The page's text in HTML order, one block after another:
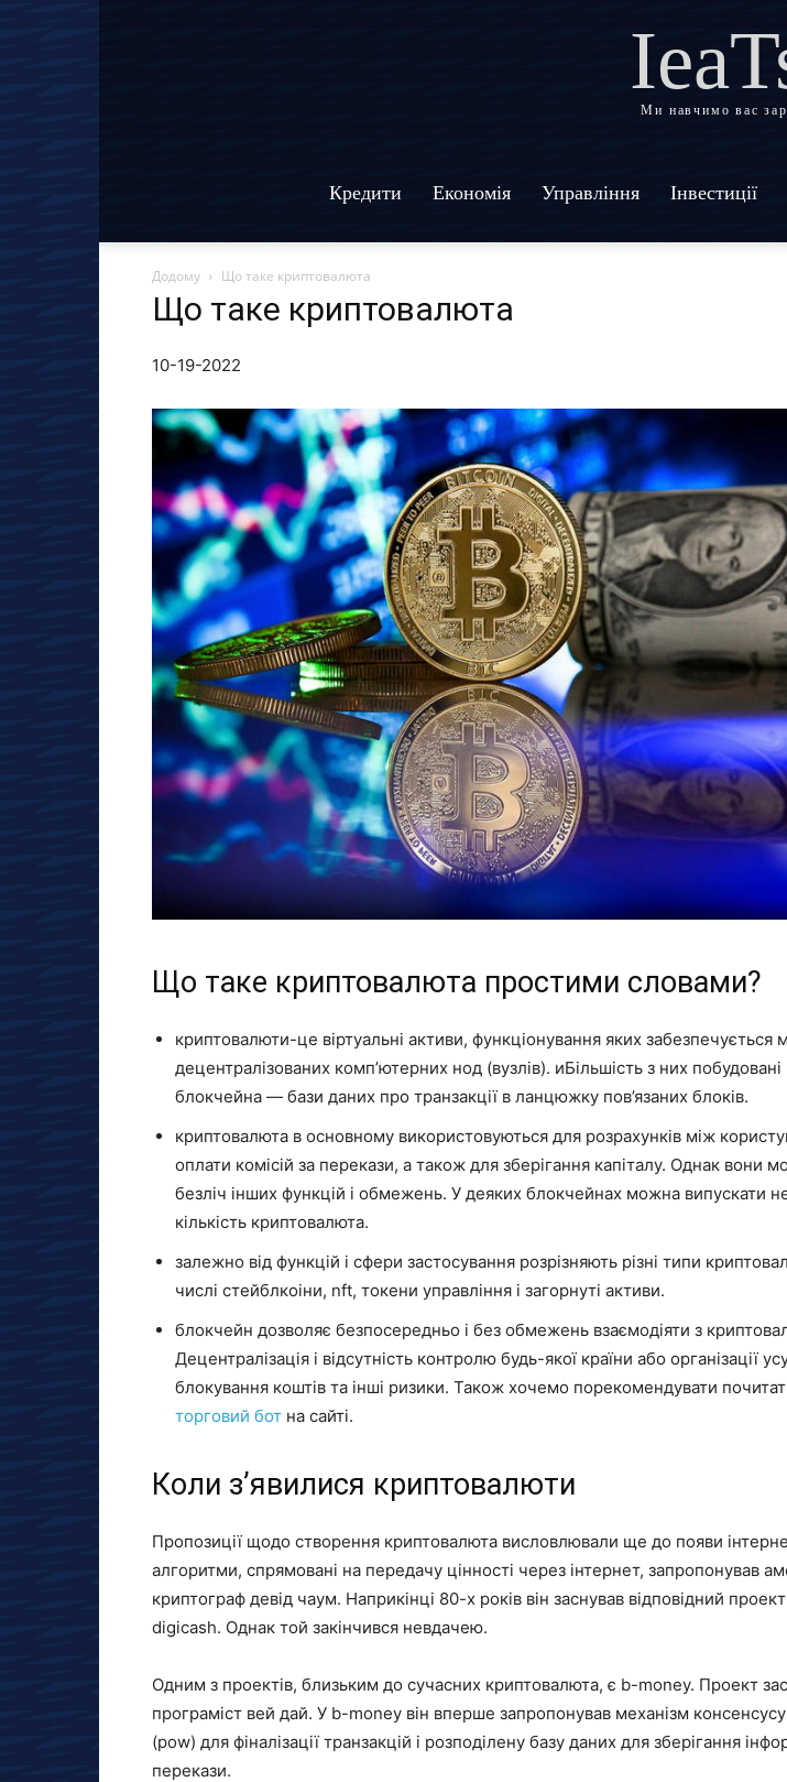
Ми навчимо вас
Кредити Економія Управління Інвестиції
Додому Що таке криптовалюта
Що таке криптовалюта
10-19-2022
Що таке криптовалюта простими словами?
криптовалюти-це віртуальні активи, функціонування яких
децентралізованих комп’ютерних нод (вузлів). иБільшість з них побудовані
блокчейна — бази даних про транзакції в ланцюжку пов’язаних блоків.
криптовалюта в основному використовуються для розрахунків між
оплати комісій за перекази, а також для зберігання капіталу. Однак вони
безліч інших функцій і обмежень. У деяких блокчейнах можна випускати
кількість криптовалюта.
залежно від функцій і сфери застосування розрізняють різні типи
числі стейблкоіни, nft, токени управління і загорнуті активи.
блокчейн дозволяє безпосередньо і без обмежень взаємодіяти з
Децентралізація і відсутність контролю будь-якої країни або організації
блокування коштів та інші ризики. Також хочемо порекомендувати
торговий бот на сайті.
Коли з’явилися криптовалюти
Пропозиції щодо створення криптовалюта висловлювали ще до появи
алгоритми, спрямовані на передачу цінності через інтернет, запропонував
криптограф девід чаум. Наприкінці 80-х років він заснував відповідний
digicash. Однак той закінчився невдачею.
Одним з проектів, близьким до сучасних криптовалюта, є b-money. Проект
програміст вей дай. У b-money він вперше запропонував механізм
(pow) для фіналізації транзакцій і розподілену базу даних для зберігання
перекази.